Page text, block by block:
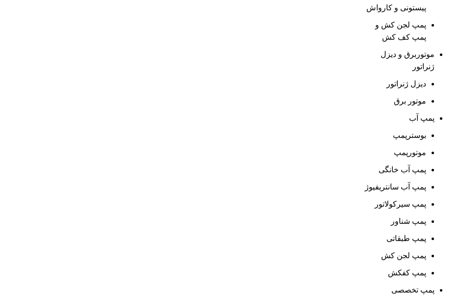
پیستونی و کارواش
پمپ لجن کش و
پمپ کف کش
موتوربرق و دیزل
ژنراتور
دیزل ژنراتور
موتور برق
پمپ آب
بوسترپمپ
موتورپمپ
پمپ آب خانگی
پمپ آب سانتریفیوژ
پمپ سیرکولاتور
پمپ شناور
پمپ طبقاتی
پمپ لجن کش
پمپ کفکش
پمپ تخصصی